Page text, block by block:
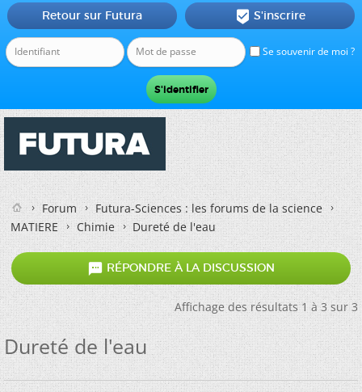
Se souvenir de moi ?
Retour sur Futura  S'inscrire
Forum
Futura-Sciences : les forums de la science
MATIERE
Chimie Dureté de l'eau
 RÉPONDRE À LA DISCUSSION
Affichage des résultats 1 à 3 sur 3
Dureté de l'eau